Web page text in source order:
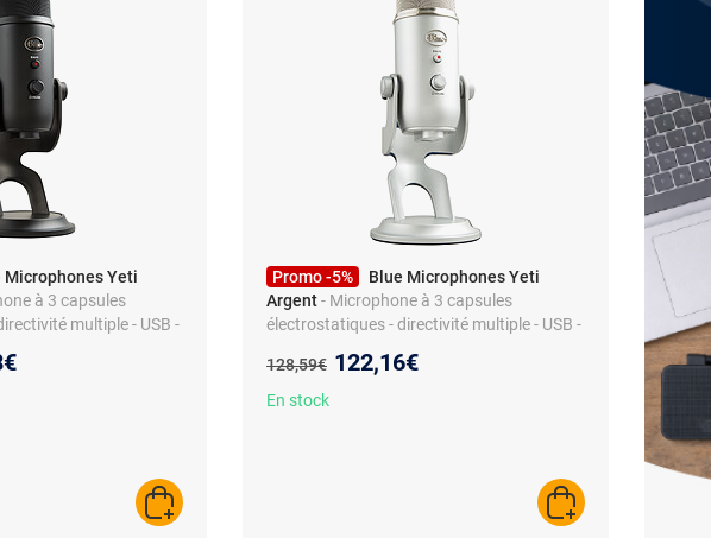
Microphones Yeti
à 3 capsules
multiple - USB -
gaming - compatible
prix :
AJOUTER AU PANIER
Promo -5%
Blue Microphones Yeti
Argent- Microphone à 3 capsules
électrostatiques - directivité multiple - USB -
Ancien prix :
128,59€ Nouveau prix :
122,16€
En stock
AJOUTER AU PANIER